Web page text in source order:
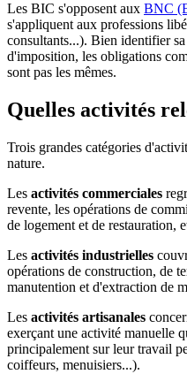
Les BIC s'opposent aux BNC
s'appliquent aux professions
consultants...). Bien identifier
d'imposition, les obligations
sont pas les mêmes.
Quelles activités
Trois grandes catégories
nature.
Les activités commerciales
revente, les opérations de
de logement et de restauration,
Les activités industrielles
opérations de construction, de
manutention et d'extraction de
Les activités artisanales
exerçant une activité manuelle
principalement sur leur travail
coiffeurs, menuisiers...).